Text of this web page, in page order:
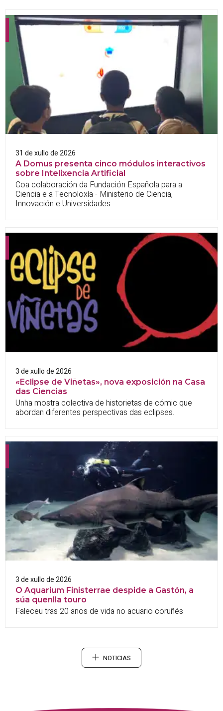
31 de xullo de 2026
A Domus presenta cinco módulos interactivos
sobre Intelixencia Artificial
Coa colaboración da Fundación Española para a
Ciencia e a Tecnoloxía - Ministerio de Ciencia,
Innovación e Universidades
3 de xullo de 2026
«Eclipse de Viñetas», nova exposición na Casa
das Ciencias
Unha mostra colectiva de historietas de cómic que
abordan diferentes perspectivas das eclipses.
3 de xullo de 2026
O Aquarium Finisterrae despide a Gastón, a
súa quenlla touro
Faleceu tras 20 anos de vida no acuario coruñés
NOTICIAS